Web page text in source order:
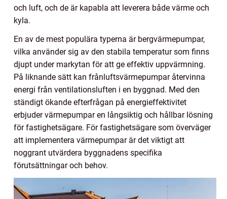
och luft, och de är kapabla att leverera både värme och
kyla.
En av de mest populära typerna är bergvärmepumpar,
vilka använder sig av den stabila temperatur som finns
djupt under markytan för att ge effektiv uppvärmning.
På liknande sätt kan frånluftsvärmepumpar återvinna
energi från ventilationsluften i en byggnad. Med den
ständigt ökande efterfrågan på energieffektivitet
erbjuder värmepumpar en långsiktig och hållbar lösning
för fastighetsägare. För fastighetsägare som överväger
att implementera värmepumpar är det viktigt att
noggrant utvärdera byggnadens specifika
förutsättningar och behov.